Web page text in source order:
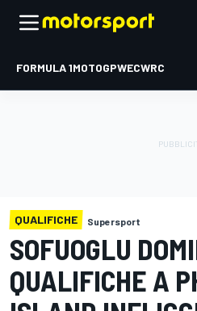
FORMULA 1MOTOGPWECWRC
QUALIFICHE Supersport
SOFUOGLU
QUALIFICHE A